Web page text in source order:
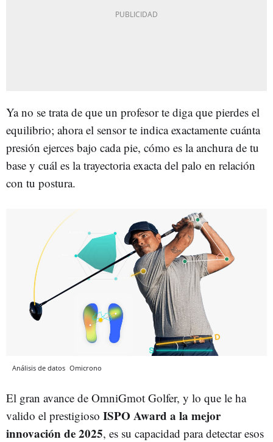
Ya no se trata de que un profesor te diga que pierdes el
equilibrio; ahora el sensor te indica exactamente cuánta
presión ejerces bajo cada pie, cómo es la anchura de tu
base y cuál es la trayectoria exacta del palo en relación
con tu postura.
Análisis de datos Omicrono
El gran avance de OmniGmot Golfer, y lo que le ha
valido el prestigioso ISPO Award a la mejor
innovación de 2025, es su capacidad para detectar esos